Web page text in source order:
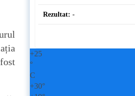
Rezultat: -
+25
°
C
+30°